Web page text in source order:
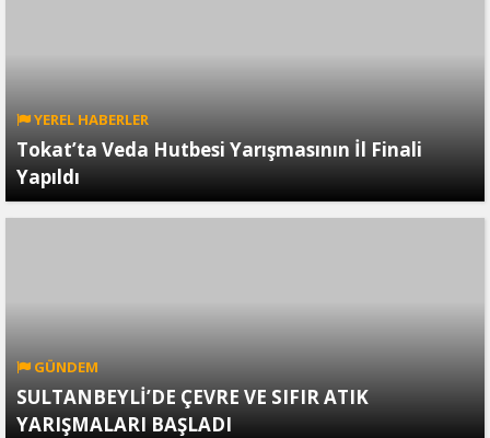
YEREL HABERLER
Tokat’ta Veda Hutbesi Yarışmasının İl Finali
Yapıldı
GÜNDEM
SULTANBEYLİ’DE ÇEVRE VE SIFIR ATIK
YARIŞMALARI BAŞLADI